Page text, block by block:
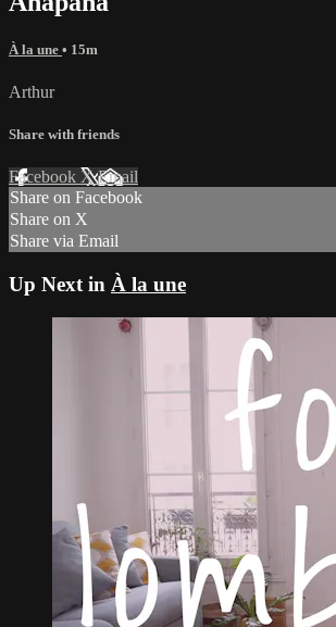
À la une • 15m
Arthur
Share with friends
Facebook XEmail
Share on Facebook
Share on X
Share via Email
Up Next in À la une